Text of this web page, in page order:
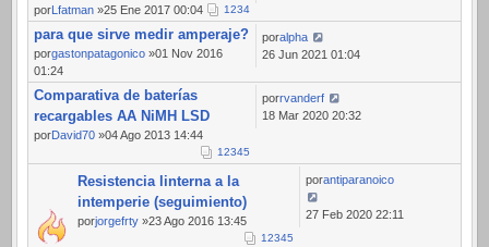
porLfatman »25 Ene 2017 00:04 1234
para que sirve medir amperaje?
porgastonpatagonico »01 Nov 2016
01:24
poralpha
26 Jun 2021 01:04
Comparativa de baterías
recargables AA NiMH LSD
porDavid70 »04 Ago 2013 14:44
12345
porrvanderf
18 Mar 2020 20:32
Resistencia linterna a la
intemperie (seguimiento)
porjorgefrty »23 Ago 2016 13:45
12345
porantiparanoico
27 Feb 2020 22:11